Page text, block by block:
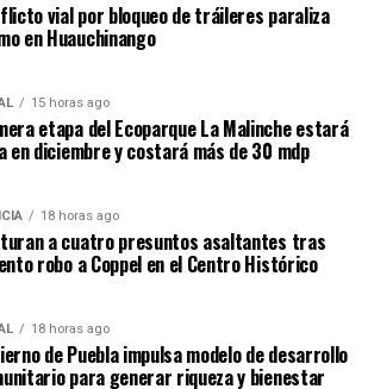
vial por bloqueo de tráileres paraliza
en Huauchinango
15 horas ago
etapa del Ecoparque La Malinche estará
en diciembre y costará más de 30 mdp
18 horas ago
a cuatro presuntos asaltantes tras
robo a Coppel en el Centro Histórico
18 horas ago
de Puebla impulsa modelo de desarrollo
para generar riqueza y bienestar